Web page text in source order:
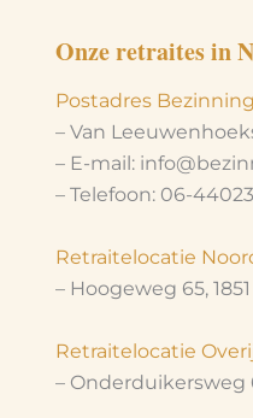
Onze retraites in
Postadres
– Van
– E-mail:
– Telefoon: 06-
Retraitelocatie
– Hoogeweg 65,
Retraitelocatie
– Onderduikersweg